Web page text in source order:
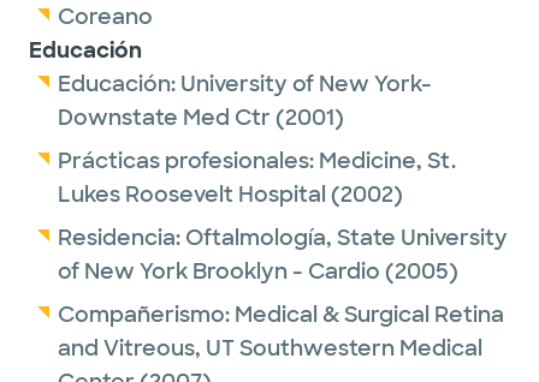
Coreano
Educación
Educación: University of New York-
Downstate Med Ctr (2001)
Prácticas profesionales: Medicine, St.
Lukes Roosevelt Hospital (2002)
Residencia: Oftalmología, State University
of New York Brooklyn - Cardio (2005)
Compañerismo: Medical & Surgical Retina
and Vitreous, UT Southwestern Medical